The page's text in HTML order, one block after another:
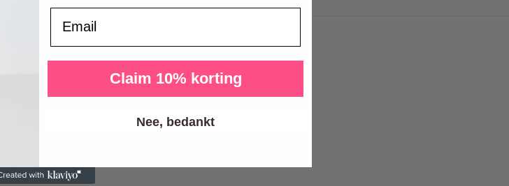
Claim 10% korting
Nee, bedankt